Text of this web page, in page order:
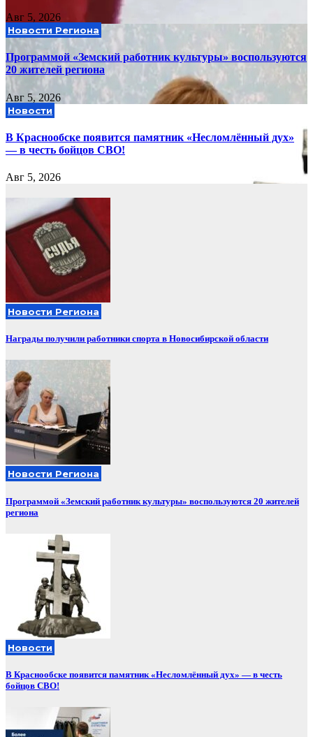
Авг 5, 2026
Новости Региона
Программой «Земский работник культуры» воспользуются
20 жителей региона
Авг 5, 2026
Новости
В Краснообске появится памятник «Несломлённый дух»
— в честь бойцов СВО!
Авг 5, 2026
Новости Региона
Награды получили работники спорта в Новосибирской области
Новости Региона
Программой «Земский работник культуры» воспользуются 20 жителей
региона
Новости
В Краснообске появится памятник «Несломлённый дух» — в честь
бойцов СВО!